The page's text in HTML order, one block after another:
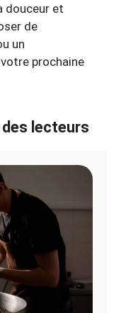
douceur et
de
un
prochaine
lecteurs